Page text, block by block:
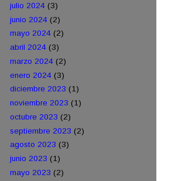
julio 2024 (3)
junio 2024 (2)
mayo 2024 (2)
abril 2024 (3)
marzo 2024 (2)
enero 2024 (3)
diciembre 2023 (1)
noviembre 2023 (1)
octubre 2023 (2)
septiembre 2023 (2)
agosto 2023 (3)
junio 2023 (1)
mayo 2023 (2)